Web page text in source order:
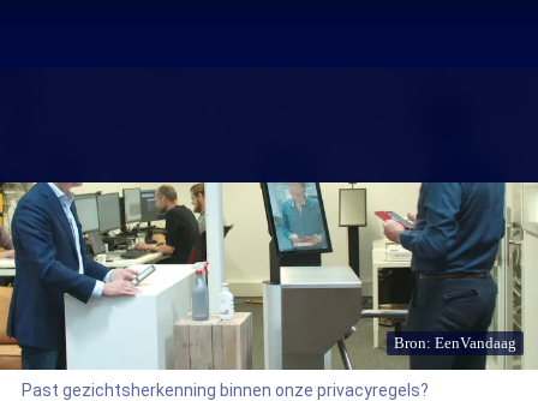
Bron: EenVandaag
Past gezichtsherkenning binnen onze privacyregels?